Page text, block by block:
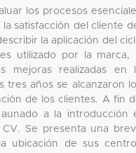
los procesos
satisfacción del cliente
la aplicación del
utilizado por la marca,
mejoras realizadas en
tres años se alcanzaron
de los clientes. A fin
a la introducción
CV. Se presenta una
ubicación de sus